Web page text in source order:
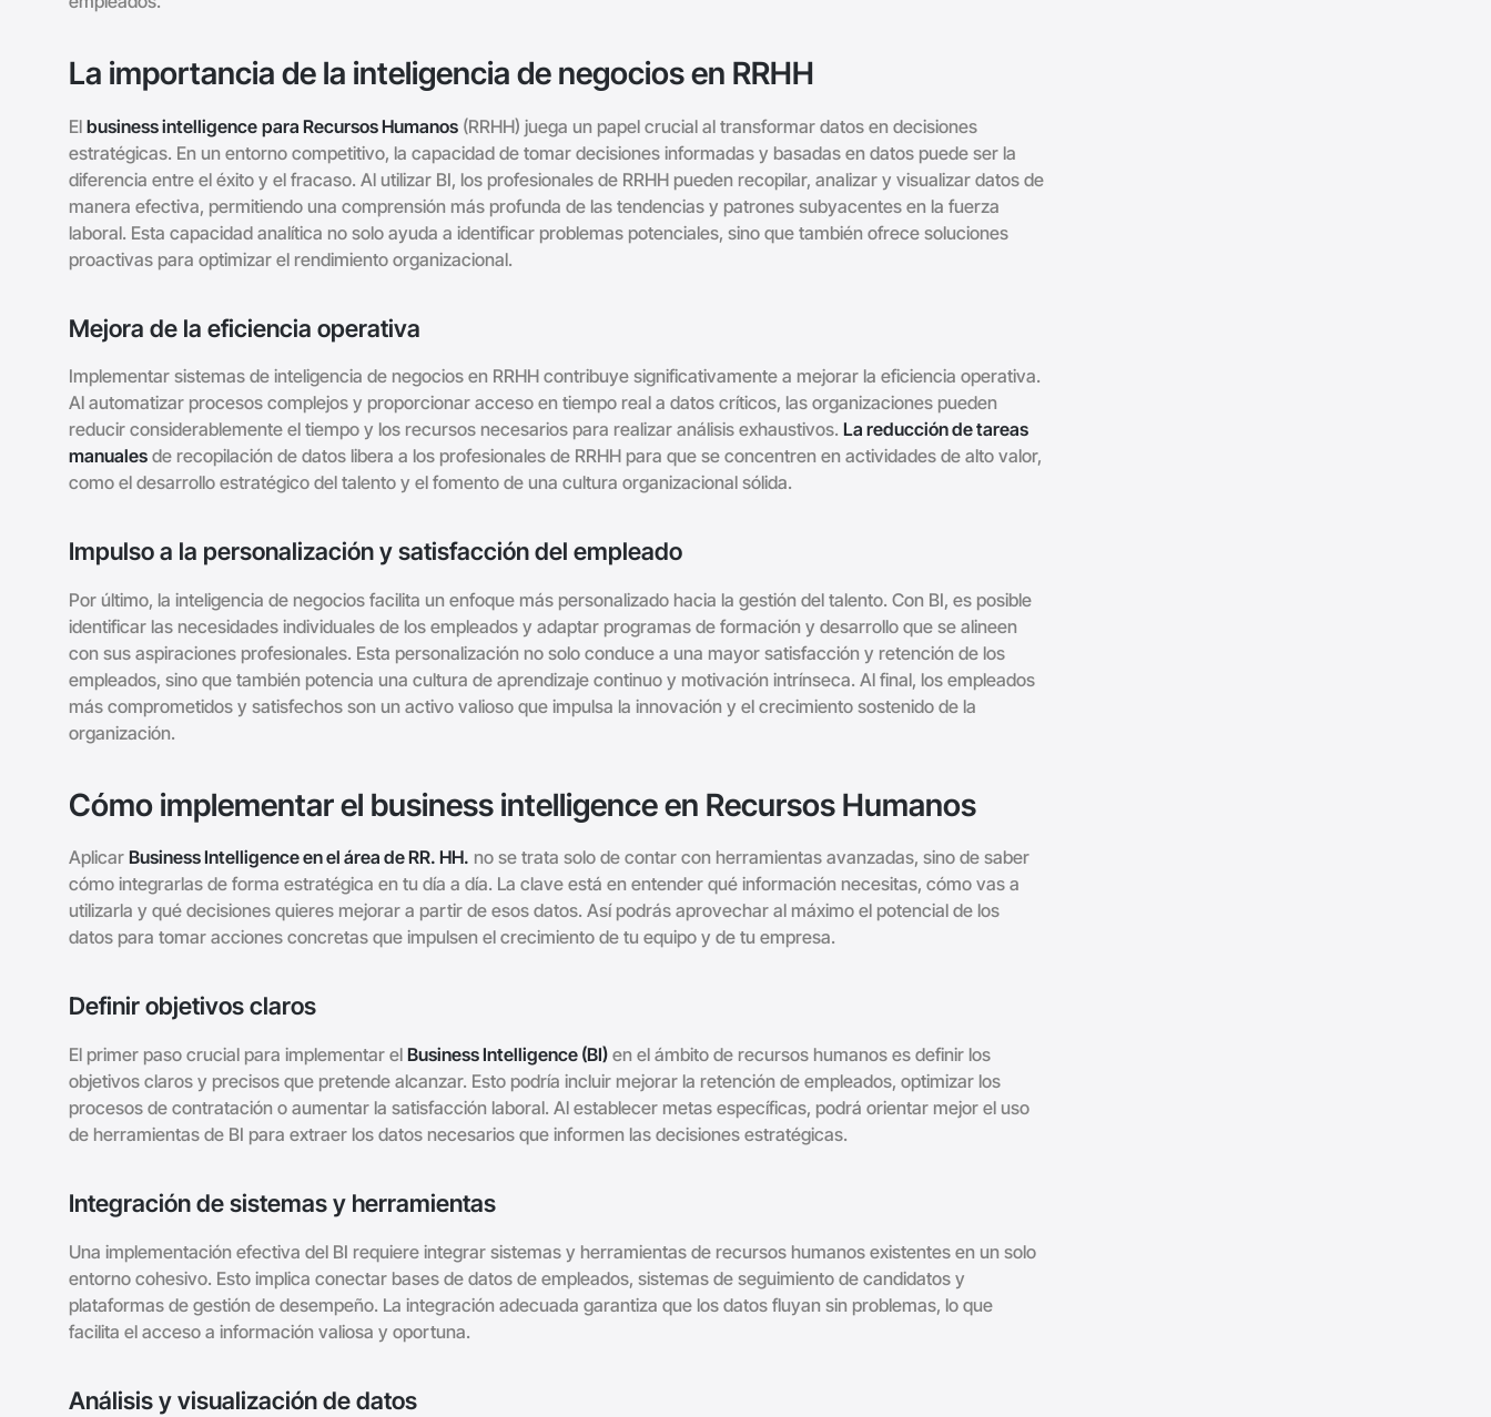
La importancia de la inteligencia de negocios en RRHH
El business intelligence para Recursos Humanos(RRHH) juega un papel crucial al transformar datos en decisiones
estratégicas. En un entorno competitivo, la capacidad de tomar decisiones informadas y basadas en datos puede ser la
diferencia entre el éxito y el fracaso. Al utilizar BI, los profesionales de RRHH pueden recopilar, analizar y visualizar datos de
manera efectiva, permitiendo una comprensión más profunda de las tendencias y patrones subyacentes en la fuerza
laboral. Esta capacidad analítica no solo ayuda a identificar problemas potenciales, sino que también ofrece soluciones
proactivas para optimizar el rendimiento organizacional.
Mejora de la eficiencia operativa
Implementar sistemas de inteligencia de negocios en RRHH contribuye significativamente a mejorar la eficiencia operativa.
Al automatizar procesos complejos y proporcionar acceso en tiempo real a datos críticos, las organizaciones pueden
reducir considerablemente el tiempo y los recursos necesarios para realizar análisis exhaustivos. La reducción de tareas
manualesde recopilación de datos libera a los profesionales de RRHH para que se concentren en actividades de alto valor,
como el desarrollo estratégico del talento y el fomento de una cultura organizacional sólida.
Impulso a la personalización y satisfacción del empleado
Por último, la inteligencia de negocios facilita un enfoque más personalizado hacia la gestión del talento. Con BI, es posible
identificar las necesidades individuales de los empleados y adaptar programas de formación y desarrollo que se alineen
con sus aspiraciones profesionales. Esta personalización no solo conduce a una mayor satisfacción y retención de los
empleados, sino que también potencia una cultura de aprendizaje continuo y motivación intrínseca. Al final, los empleados
más comprometidos y satisfechos son un activo valioso que impulsa la innovación y el crecimiento sostenido de la
organización.
Cómo implementar el business intelligence en Recursos Humanos
Aplicar Business Intelligence en el área de RR. HH. no se trata solo de contar con herramientas avanzadas, sino de saber
cómo integrarlas de forma estratégica en tu día a día. La clave está en entender qué información necesitas, cómo vas a
utilizarla y qué decisiones quieres mejorar a partir de esos datos. Así podrás aprovechar al máximo el potencial de los
datos para tomar acciones concretas que impulsen el crecimiento de tu equipo y de tu empresa.
Definir objetivos claros
El primer paso crucial para implementar el Business Intelligence (BI)en el ámbito de recursos humanos es definir los
objetivos claros y precisos que pretende alcanzar. Esto podría incluir mejorar la retención de empleados, optimizar los
procesos de contratación o aumentar la satisfacción laboral. Al establecer metas específicas, podrá orientar mejor el uso
de herramientas de BI para extraer los datos necesarios que informen las decisiones estratégicas.
Integración de sistemas y herramientas
Una implementación efectiva del BI requiere integrar sistemas y herramientas de recursos humanos existentes en un solo
entorno cohesivo. Esto implica conectar bases de datos de empleados, sistemas de seguimiento de candidatos y
plataformas de gestión de desempeño. La integración adecuada garantiza que los datos fluyan sin problemas, lo que
facilita el acceso a información valiosa y oportuna.
Análisis y visualización de datos